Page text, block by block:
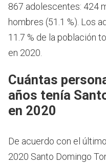
867 adolescentes: 424
hombres (51.1 %). Los
11.7 % de la población
en 2020.
Cuántas
años tenía
en 2020
De acuerdo con el
2020 Santo Domingo